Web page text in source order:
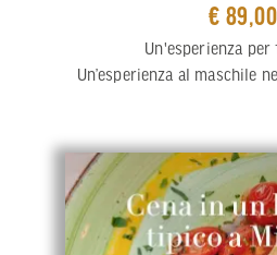
€ 89,00
Un'esperienza per
Un’esperienza al maschile